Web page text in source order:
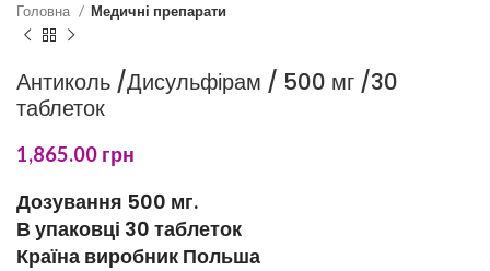
Головна Медичні препарати
Антиколь /Дисульфірам / 500 мг /30
таблеток
1,865.00 грн
Дозування 500 мг.
В упаковці 30 таблеток
Країна виробник Польша